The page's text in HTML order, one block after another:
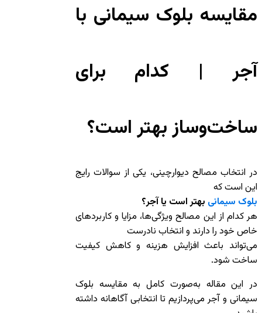
مقایسه بلوک سیمانی با
آجر | کدام برای
ساخت‌وساز بهتر است؟
در انتخاب مصالح دیوارچینی، یکی از سوالات رایج
این است که
بلوک سیمانیبهتر است یا آجر؟
هر کدام از این مصالح ویژگی‌ها، مزایا و کاربردهای
خاص خود را دارند و انتخاب نادرست
می‌تواند باعث افزایش هزینه و کاهش کیفیت
ساخت شود.
در این مقاله به‌صورت کامل به مقایسه بلوک
سیمانی و آجر می‌پردازیم تا انتخابی آگاهانه داشته